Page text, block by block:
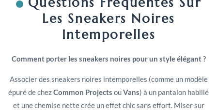
Les Sneakers Noires
Intemporelles
Comment porter les sneakers noires pour un style élégant ?
Associer des sneakers noires intemporelles (comme un modèle
épuré de chezCommon Projects ouVans) à un pantalon habillé
et une chemise nette crée un effet chic sans effort. Miser sur